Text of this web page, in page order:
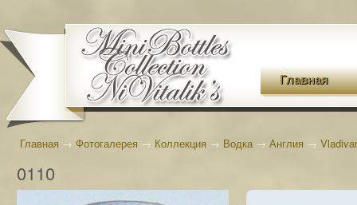
Главная
Главная → Фотогалерея → Коллекция → Водка→ Англия → Vladivar
0110